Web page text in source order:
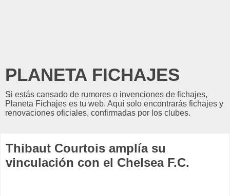
PLANETA FICHAJES
Si estás cansado de rumores o invenciones de fichajes,
Planeta Fichajes es tu web. Aquí solo encontrarás fichajes y
renovaciones oficiales, confirmadas por los clubes.
Thibaut Courtois amplía su
vinculación con el Chelsea F.C.